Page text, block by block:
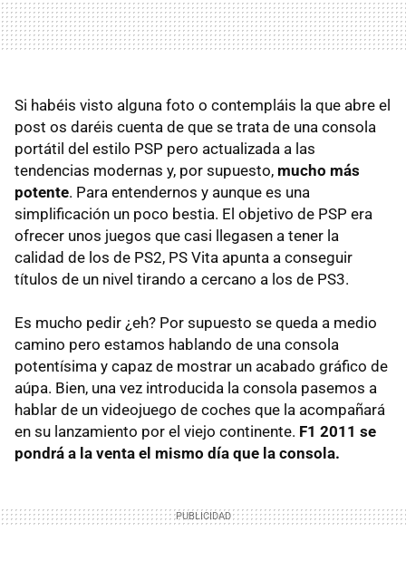
Si habéis visto alguna foto o contempláis la que abre el
post os daréis cuenta de que se trata de una consola
portátil del estilo PSP pero actualizada a las
tendencias modernas y, por supuesto, mucho más
potente. Para entendernos y aunque es una
simplificación un poco bestia. El objetivo de PSP era
ofrecer unos juegos que casi llegasen a tener la
calidad de los de PS2, PS Vita apunta a conseguir
títulos de un nivel tirando a cercano a los de PS3.
Es mucho pedir ¿eh? Por supuesto se queda a medio
camino pero estamos hablando de una consola
potentísima y capaz de mostrar un acabado gráfico de
aúpa. Bien, una vez introducida la consola pasemos a
hablar de un videojuego de coches que la acompañará
en su lanzamiento por el viejo continente. F1 2011 se
pondrá a la venta el mismo día que la consola.